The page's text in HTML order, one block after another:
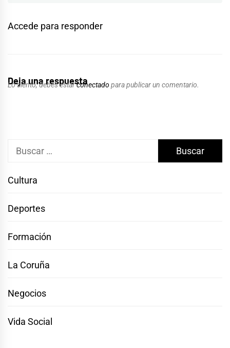
Accede para responder
Deja una respuesta
Lo siento, debes estarconectado para publicar un comentario.
Buscar:
Cultura
Deportes
Formación
La Coruña
Negocios
Vida Social